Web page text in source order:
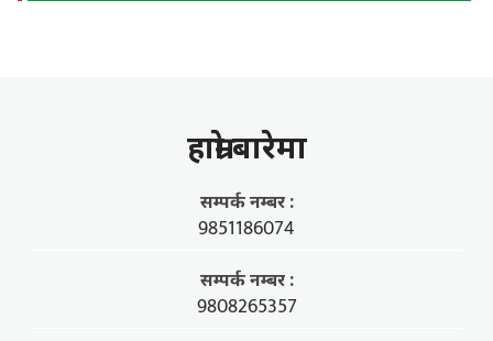
हाम्राे बारेमा
सम्पर्क नम्बर :
9851186074
सम्पर्क नम्बर :
9808265357